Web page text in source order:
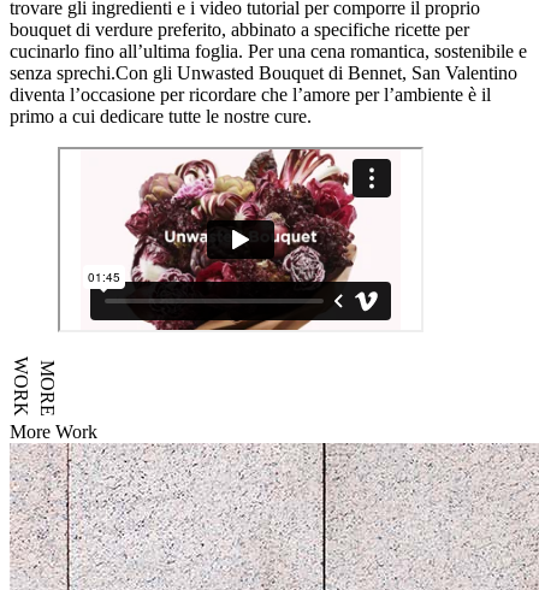
trovare gli ingredienti e i video tutorial per comporre il proprio
bouquet di verdure preferito, abbinato a specifiche ricette per
cucinarlo fino all’ultima foglia. Per una cena romantica, sostenibile e
senza sprechi.Con gli Unwasted Bouquet di Bennet, San Valentino
diventa l’occasione per ricordare che l’amore per l’ambiente è il
primo a cui dedicare tutte le nostre cure.
WORK MORE
More Work